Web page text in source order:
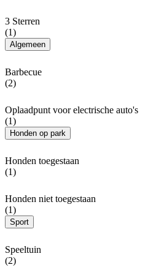
3 Sterren
(1)
Algemeen
Barbecue
(2)
Oplaadpunt voor electrische auto's
(1)
Honden op park
Honden toegestaan
(1)
Honden niet toegestaan
(1)
Sport
Speeltuin
(2)